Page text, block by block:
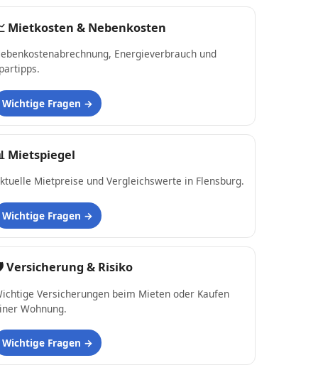
Mietkosten & Nebenkosten
Energieverbrauch und
Wichtige Fragen
Mietspiegel
Mietpreise und Vergleichswerte in Flensburg.
Wichtige Fragen
Versicherung & Risiko
Versicherungen beim Mieten oder Kaufen
Wohnung.
Wichtige Fragen